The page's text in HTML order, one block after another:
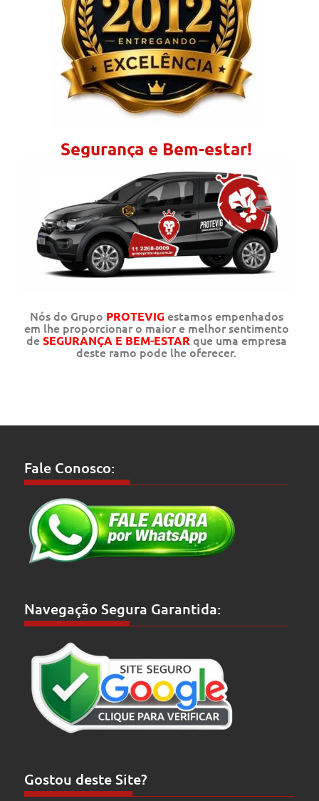
Segurança e Bem-estar!
Nós do Grupo PROTEVIGestamos empenhados
em lhe proporcionar o maior e melhor sentimento
deSEGURANÇA E BEM-ESTAR que uma empresa
deste ramo pode lhe oferecer.
Fale Conosco:
Navegação Segura Garantida:
Gostou deste Site?